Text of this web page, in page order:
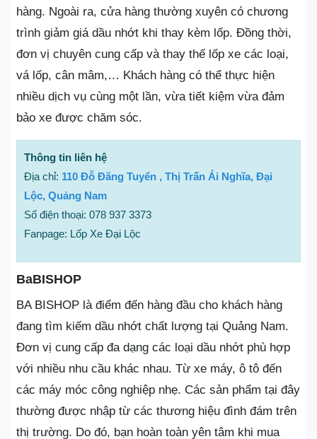
hàng. Ngoài ra, cửa hàng thường xuyên có chương
trình giảm giá dầu nhớt khi thay kèm lốp. Đồng thời,
đơn vị chuyên cung cấp và thay thế lốp xe các loại,
vá lốp, cân mâm,… Khách hàng có thể thực hiện
nhiều dịch vụ cùng một lần, vừa tiết kiệm vừa đảm
bảo xe được chăm sóc.
Thông tin liên hệ
Địa chỉ: 110 Đỗ Đăng Tuyển , Thị Trấn Ái Nghĩa, Đại
Lộc, Quảng Nam
Số điện thoại: 078 937 3373
Fanpage: Lốp Xe Đại Lộc
BaBISHOP
BA BISHOP là điểm đến hàng đầu cho khách hàng
đang tìm kiếm dầu nhớt chất lượng tại Quảng Nam.
Đơn vị cung cấp đa dạng các loại dầu nhớt phù hợp
với nhiều nhu cầu khác nhau. Từ xe máy, ô tô đến
các máy móc công nghiệp nhẹ. Các sản phẩm tại đây
thường được nhập từ các thương hiệu đình đám trên
thị trường. Do đó, bạn hoàn toàn yên tâm khi mua